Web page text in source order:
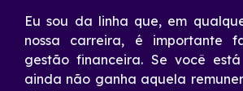
Eu sou da linha que, em
nossa carreira, é importante
gestão financeira. Se você
ainda não ganha aquela